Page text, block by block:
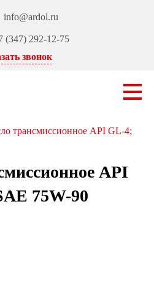
info@ardol.ru
(347) 292-12-75
звонок
трансмиссионное API GL-4;
API
75W-90